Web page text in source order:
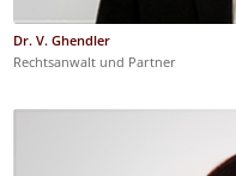
Dr. V. Ghendler
Rechtsanwalt und Partner